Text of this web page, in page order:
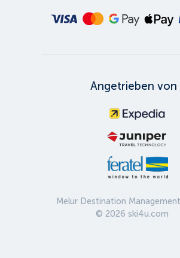
Melur Destination
©2026 ski4u.com
Angetrieben von